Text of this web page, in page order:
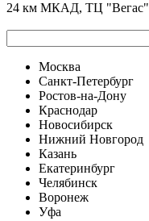
24 км МКАД, ТЦ "Вегас"
Москва
Санкт-Петербург
Ростов-на-Дону
Краснодар
Новосибирск
Нижний Новгород
Казань
Екатеринбург
Челябинск
Воронеж
Уфа